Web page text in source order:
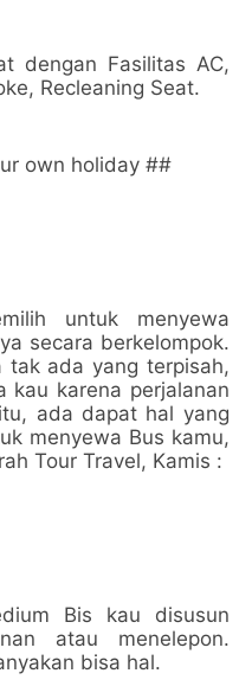
dengan Fasilitas AC,
Recleaning Seat.
own holiday ##
untuk menyewa
secara berkelompok.
tak ada yang terpisah,
kau karena perjalanan
ada dapat hal yang
menyewa Bus kamu,
Tour Travel, Kamis :
Bis kau disusun
atau menelepon.
bisa hal.